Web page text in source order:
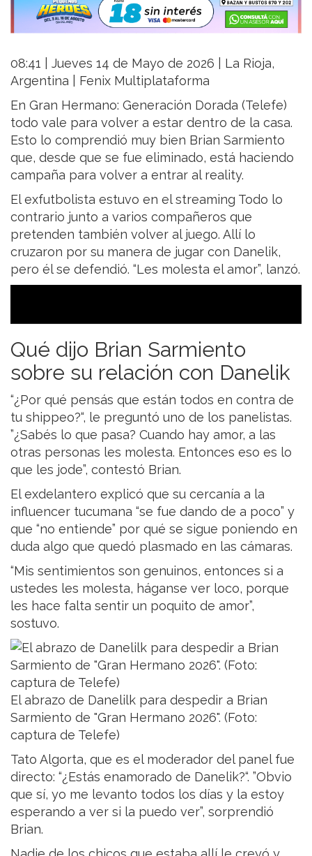
08:41 | Jueves 14 de Mayo de 2026 | La Rioja,
Argentina | Fenix Multiplataforma
En Gran Hermano: Generación Dorada (Telefe)
todo vale para volver a estar dentro de la casa.
Esto lo comprendió muy bien Brian Sarmiento
que, desde que se fue eliminado, está haciendo
campaña para volver a entrar al reality.
El exfutbolista estuvo en el streaming Todo lo
contrario junto a varios compañeros que
pretenden también volver al juego. Allí lo
cruzaron por su manera de jugar con Danelik,
pero él se defendió. “Les molesta el amor”, lanzó.
Qué dijo Brian Sarmiento
sobre su relación con Danelik
“¿Por qué pensás que están todos en contra de
tu shippeo?“, le preguntó uno de los panelistas.
”¿Sabés lo que pasa? Cuando hay amor, a las
otras personas les molesta. Entonces eso es lo
que les jode”, contestó Brian.
El exdelantero explicó que su cercanía a la
influencer tucumana “se fue dando de a poco” y
que “no entiende” por qué se sigue poniendo en
duda algo que quedó plasmado en las cámaras.
“Mis sentimientos son genuinos, entonces si a
ustedes les molesta, háganse ver loco, porque
les hace falta sentir un poquito de amor”,
sostuvo.
El abrazo de Danelilk para despedir a Brian
Sarmiento de "Gran Hermano 2026". (Foto:
captura de Telefe)
Tato Algorta, que es el moderador del panel fue
directo: “¿Estás enamorado de Danelik?“. ”Obvio
que sí, yo me levanto todos los días y la estoy
esperando a ver si la puedo ver”, sorprendió
Brian.